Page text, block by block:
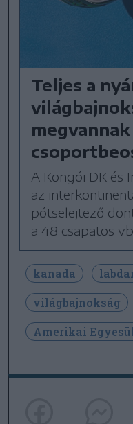
Teljes a
megvannak
A Kongói DK és
az
pótselejtező
a 48 csapatos
kanada
világbajnokság
Amerikai